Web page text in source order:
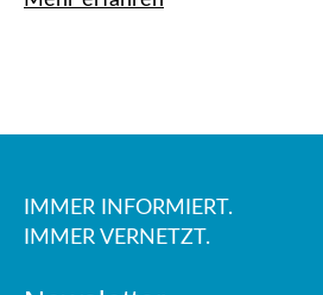
IMMER INFORMIERT.
IMMER VERNETZT.